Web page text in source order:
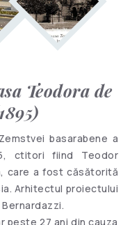
Teodora de
basarabene a
ctitori fiind Teodor
care a fost căsătorită
Arhitectul proiectului
peste 27 ani din cauza